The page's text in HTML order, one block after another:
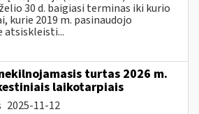
30 d. baigiasi terminas iki kurio
kurie 2019 m. pasinaudojo
atsiskleisti...
turtas 2026 m.
laikotarpiais
2025-11-12